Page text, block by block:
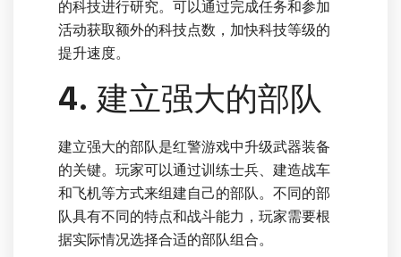
的科技进行研究。可以通过完成任务和参加
活动获取额外的科技点数，加快科技等级的
提升速度。
4. 建立强大的部队
建立强大的部队是红警游戏中升级武器装备
的关键。玩家可以通过训练士兵、建造战车
和飞机等方式来组建自己的部队。不同的部
队具有不同的特点和战斗能力，玩家需要根
据实际情况选择合适的部队组合。